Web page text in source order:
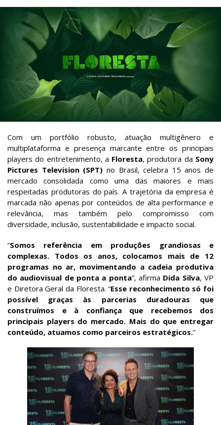
Com um portfólio robusto, atuação multigênero e
multiplataforma e presença marcante entre os principais
players do entretenimento, a Floresta, produtora da Sony
Pictures Television (SPT) no Brasil, celebra 15 anos de
mercado consolidada como uma das maiores e mais
respeitadas produtoras do país. A trajetória da empresa é
marcada não apenas por conteúdos de alta performance e
relevância, mas também pelo compromisso com
diversidade, inclusão, sustentabilidade e impacto social.
“Somos referência em produções grandiosas e
complexas. Todos os anos, colocamos mais de 12
programas no ar, movimentando a cadeia produtiva
do audiovisual de ponta a ponta”, afirma Dida Silva, VP
e Diretora Geral da Floresta. “Esse reconhecimento só foi
possível graças às parcerias duradouras que
construímos e à confiança que recebemos dos
principais players do mercado. Mais do que entregar
conteúdo, atuamos como parceiros estratégicos.”